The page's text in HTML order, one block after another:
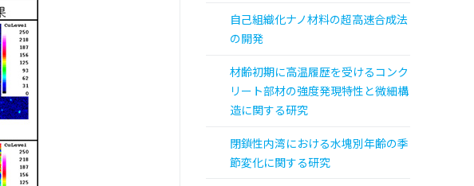
自己組織化ナノ材料の超高速合成法
の開発
材齢初期に高温履歴を受けるコンク
リート部材の強度発現特性と微細構
造に関する研究
閉鎖性内湾における水塊別年齢の季
節変化に関する研究